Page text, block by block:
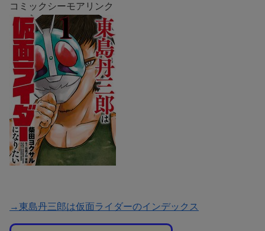
コミックシーモアリンク
→東島丹三郎は仮面ライダーのインデックス